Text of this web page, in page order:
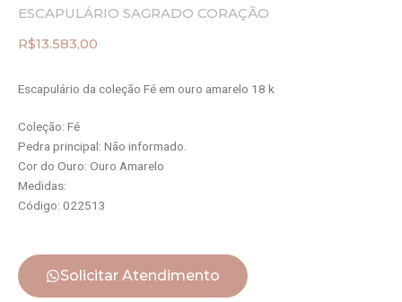
ESCAPULÁRIO SAGRADO CORAÇÃO
R$13.583,00
Escapulário da coleção Fé em ouro amarelo 18 k
Coleção: Fé
Pedra principal: Não informado.
Cor do Ouro: Ouro Amarelo
Medidas:
Código: 022513
Solicitar Atendimento